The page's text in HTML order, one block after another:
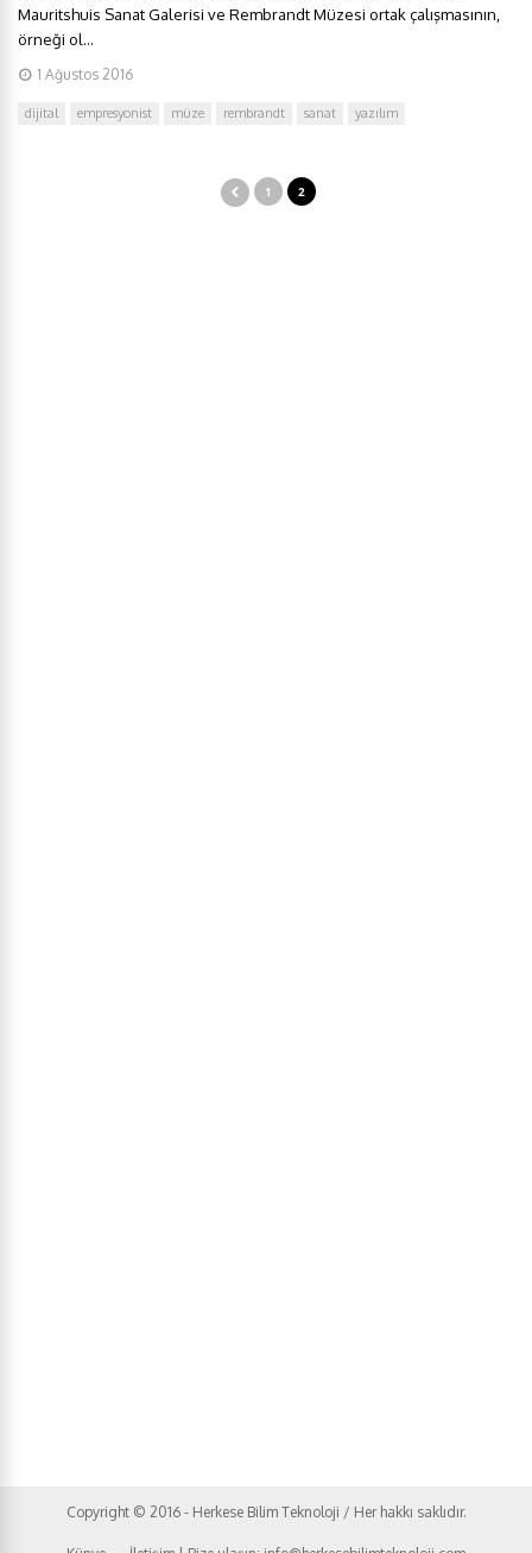
Mauritshuis Sanat Galerisi ve Rembrandt Müzesi ortak çalışmasının,
örneği ol...
1 Ağustos 2016
dijital empresyonist müze rembrandt sanat yazılım
1 2
Copyright © 2016 - Herkese Bilim Teknoloji / Her hakkı saklıdır.